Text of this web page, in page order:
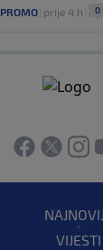
PROMO prije 4 h 0
VIJESTI